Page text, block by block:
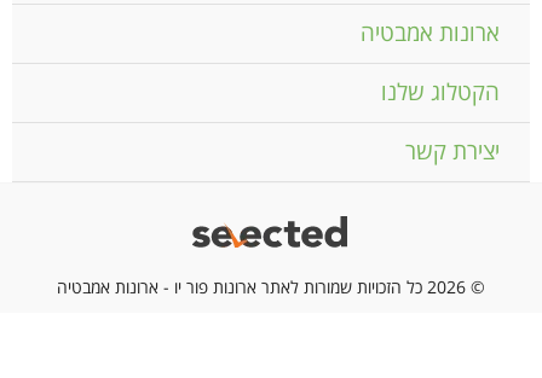
ארונות אמבטיה
הקטלוג שלנו
יצירת קשר
© 2026 כל הזכויות שמורות לאתר ארונות פור יו - ארונות אמבטיה